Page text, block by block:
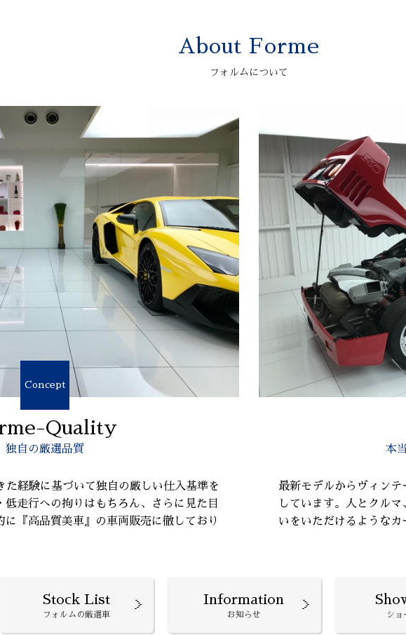
About Forme
フォルムについて
Concept
Quality
独自の厳選品質
経験に基づいて独自の厳しい仕入基準を
低走行への拘りはもちろん、さらに見た目
に『高品質美車』の車両販売に徹しており
本
最新モデルからヴィン
しています。人とクル
いをいただけるようなカ
Stock List
フォルムの厳選車
Information
お知らせ ショ